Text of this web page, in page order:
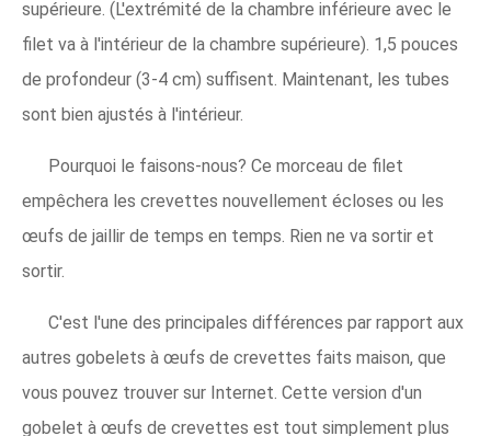
supérieure. (L'extrémité de la chambre inférieure avec le
filet va à l'intérieur de la chambre supérieure). 1,5 pouces
de profondeur (3-4 cm) suffisent. Maintenant, les tubes
sont bien ajustés à l'intérieur.
Pourquoi le faisons-nous? Ce morceau de filet
empêchera les crevettes nouvellement écloses ou les
œufs de jaillir de temps en temps. Rien ne va sortir et
sortir.
C'est l'une des principales différences par rapport aux
autres gobelets à œufs de crevettes faits maison, que
vous pouvez trouver sur Internet. Cette version d'un
gobelet à œufs de crevettes est tout simplement plus